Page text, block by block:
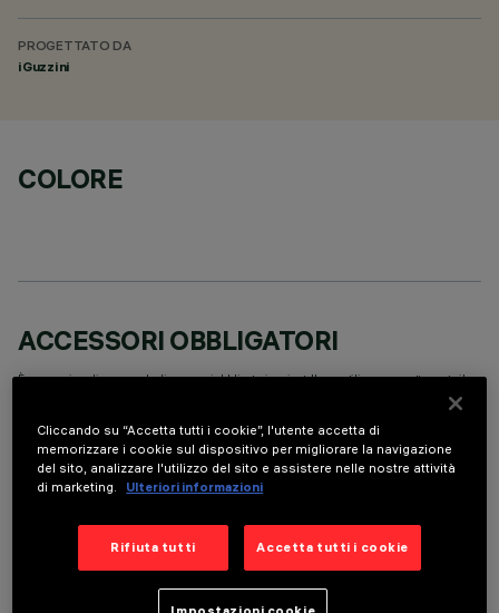
PROGETTATO DA
iGuzzini
COLORE
ACCESSORI OBBLIGATORI
È necessario ordinare uno degli accessori obbligatori per installare e utilizzare correttamente il
COMPONENTI OPZIONALI
Cliccando su “Accetta tutti i cookie”, l'utente accetta di
memorizzare i cookie sul dispositivo per migliorare la navigazione
del sito, analizzare l'utilizzo del sito e assistere nelle nostre attività
di marketing.
Ulteriori informazioni
Rifiuta tutti Accetta tutti i cookie